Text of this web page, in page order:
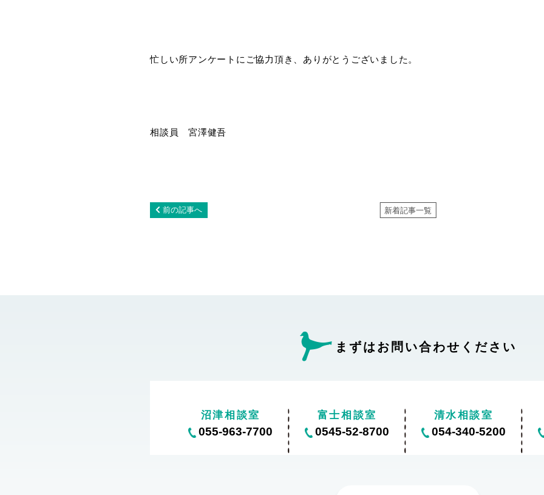
忙しい所アンケートにご協力頂き、ありがとうございました。
相談員 宮澤健吾
前の記事へ 新着記事一覧
まずはお問い合わせ ください
沼津相談室
055-963-7700
富士相談室
0545-52-8700
清水相談室
054-340-5200